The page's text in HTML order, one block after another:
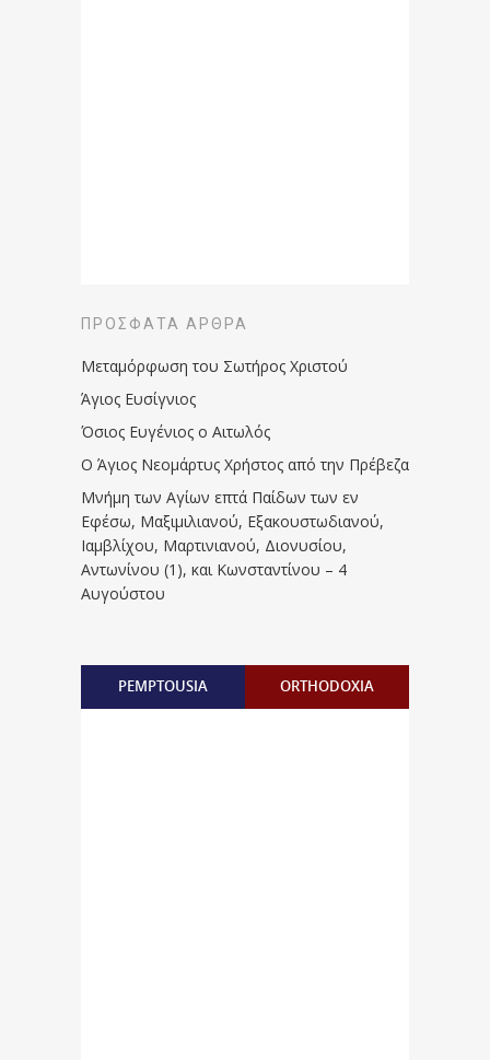
ΠΡΌΣΦΑΤΑ ΆΡΘΡΑ
Μεταμόρφωση του Σωτήρος Χριστού
Άγιος Ευσίγνιος
Όσιος Ευγένιος ο Αιτωλός
Ο Άγιος Νεομάρτυς Χρήστος από την Πρέβεζα
Μνήμη των Aγίων επτά Παίδων των εν
Eφέσω, Mαξιμιλιανού, Eξακουστωδιανού,
Iαμβλίχου, Mαρτινιανού, Διονυσίου,
Aντωνίνου (1), και Kωνσταντίνου – 4
Αυγούστου
PEMPTOUSIA ORTHODOXIA